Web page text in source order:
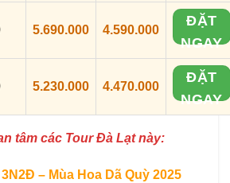
5.690.000 4.590.000
ĐẶT
NGAY
5.230.000 4.470.000
ĐẶT
NGAY
tâm các Tour Đà Lạt này:
– Mùa Hoa Dã Quỳ 2025